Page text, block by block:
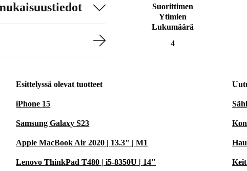
Suorittimen
Ytimien
Lukumäärä
4
Esittelyssä olevat tuotteet
iPhone 15
Samsung Galaxy S23
Apple MacBook Air 2020 | 13.3" | M1
Lenovo ThinkPad T480 | i5-8350U | 14"